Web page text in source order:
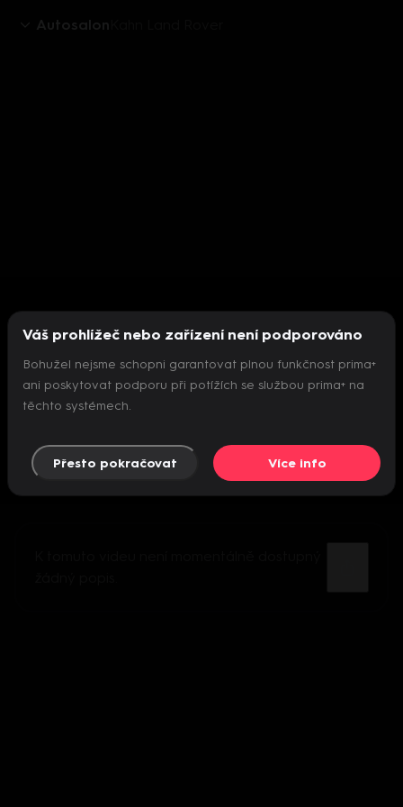
Autosalon
Nepodařilo se inicializovat přehrávač
Váš prohlížeč nebo zařízení není podporováno
Bohužel nejsme schopni garantovat plnou funkčnost prima+
ani poskytovat podporu při potížích se službou prima+ na
těchto systémech.
Přesto pokračovat Více info